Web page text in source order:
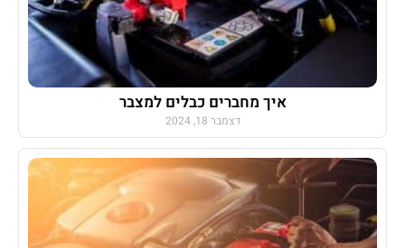
איך מחברים כבלים למצבר
דצמבר 18, 2024